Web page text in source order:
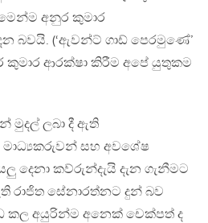
අනුර කුමාර
බවයි. (‘ඇවන්ට් ගාඩ් පෙරමුණේ’
කුමාර ආරක්ෂා කිරීම අපේ යුතුකම
මුදල් ලබා දී ඇති
සහ අවශේෂ
දෙනා කව්රුන්දැයි දැන ගැනීමට
රාජිත සේනාරත්නට දුන් බව
කල අයුරින්ම අනෙක් චෙක්පත් ද